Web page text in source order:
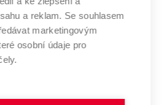
fondů
Brně
V BRNĚ
a reklam. Se souhlasem
marketingovým
osobní údaje pro